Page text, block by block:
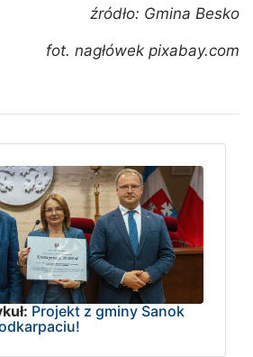
źródło: Gmina Besko
fot. nagłówek pixabay.com
Projekt z gminy Sanok